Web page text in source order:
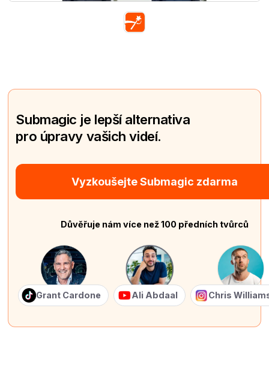
Submagic je lepší alternativa
pro úpravy vašich videí.
Vyzkoušejte Submagic zdarma
Důvěřuje nám více než 100 předních tvůrců
Grant Cardone Ali Abdaal Chris